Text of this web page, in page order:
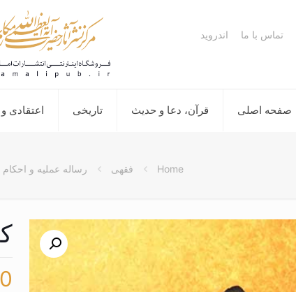
صفحه اصلی قرآن، دعا و حدیث تاریخی اعتقادی
تماس با ما اندروید
Home فقهی رساله عملیه و احکام